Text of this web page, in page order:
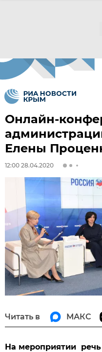
Онлайн-
Елены
12:00 28.04.2020
Читать в МАКС
На мероприятии